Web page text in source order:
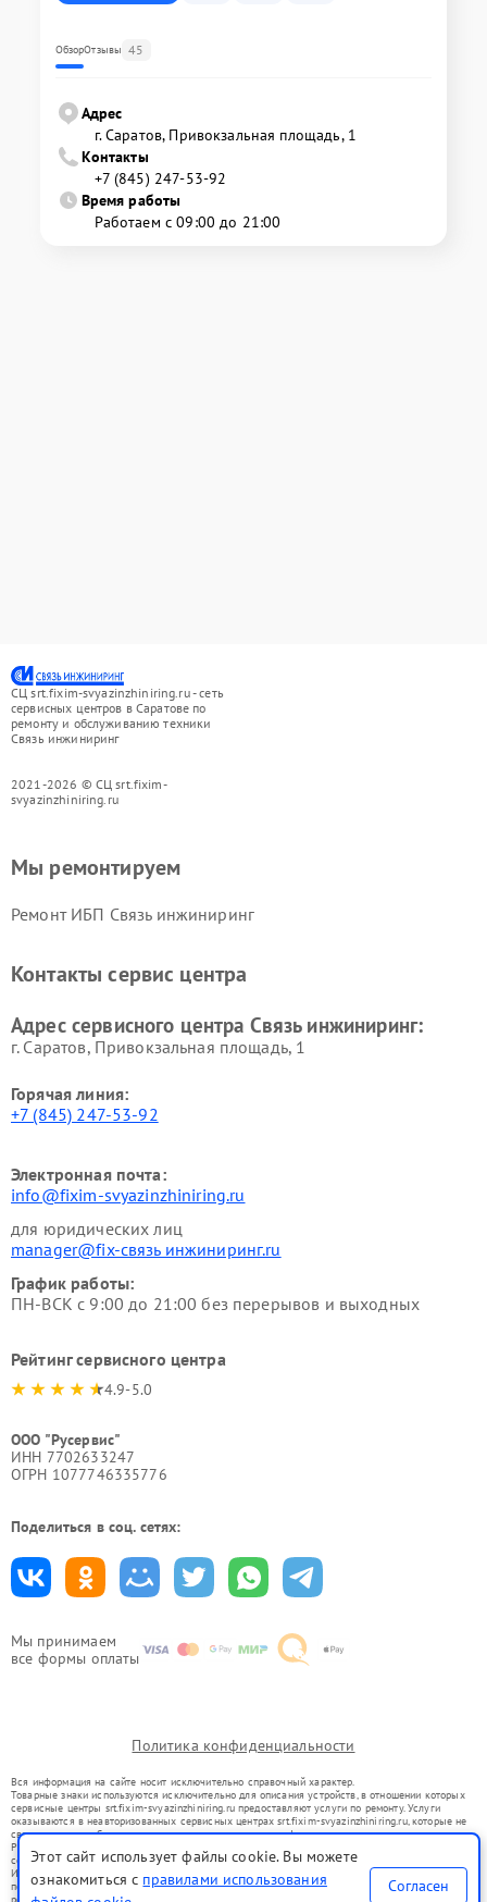
ОбзорОтзывы 45
Адрес
г. Саратов, Привокзальная площадь, 1
Контакты
+7 (845) 247-53-92
Время работы
Работаем с 09:00 до 21:00
СЦ srt.fixim-svyazinzhiniring.ru - сеть
сервисных центров в Саратове по
ремонту и обслуживанию техники
Связь инжиниринг
2021-2026 © СЦ srt.fixim-
svyazinzhiniring.ru
Мы принимаем
все формы оплаты
Мы ремонтируем
Ремонт ИБП Связь инжиниринг
Контакты сервис центра
Адрес сервисного центра Связь инжиниринг:
г. Саратов, Привокзальная площадь, 1
Горячая линия:
+7 (845) 247-53-92
Электронная почта:
info@fixim-svyazinzhiniring.ru
для юридических лиц
manager@fix-связь инжиниринг.ru
График работы:
ПН-ВСК с 9:00 до 21:00 без перерывов и выходных
Рейтинг сервисного центра
4.9-5.0
ООО "Русервис"
ИНН 7702633247
ОГРН 1077746335776
Поделиться в соц. сетях:
Политика конфиденциальности
Вся информация на сайте носит исключительно справочный характер.
Товарные знаки используются исключительно для описания устройств, в отношении которых
сервисные центры srt.fixim-svyazinzhiniring.ru предоставляют услуги по ремонту. Услуги
оказываются в неавторизованных сервисных центрах srt.fixim-svyazinzhiniring.ru, которые не
связаны с правообладателями товарных знаков или их официальными представителями.
Ремонт осуществляется для устройств, уже введенных в гражданский оборот в соответствии
со статьей 1487 ГК РФ.
Использование товарных знаков не преследует цели индивидуализации услуг или введения
потребителей в заблуждение, а служит для информирования о предоставляемых услугах по
ремонту техники указанных брендов.
Этот сайт использует файлы cookie. Вы можете
ознакомиться с правилами использования
Согласен